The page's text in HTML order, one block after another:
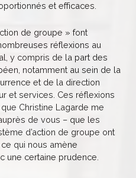
et efficaces.
de groupe » font
réflexions au
y compris de la part des
notamment au sein de la
et de la direction
et services. Ces réflexions
Christine Lagarde me
de vous – que les
d’action de groupe ont
qui nous amène
une certaine prudence.